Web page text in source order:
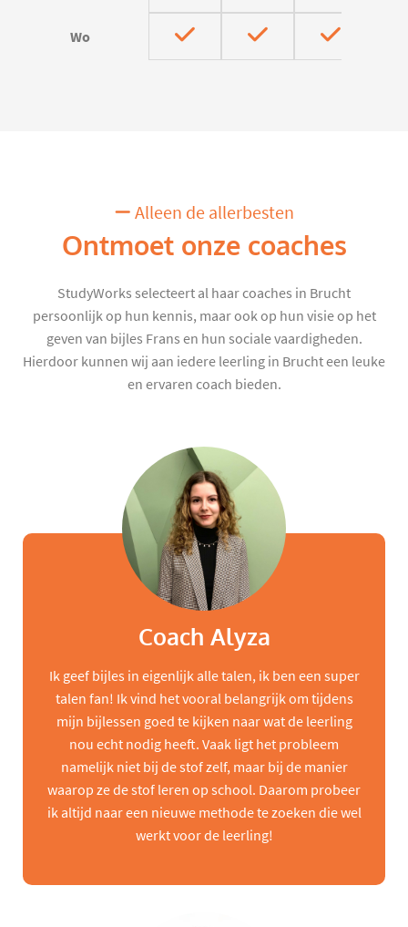
Wo
Alleen de allerbesten
Ontmoet onze coaches
StudyWorks selecteert al haar coaches in Brucht
persoonlijk op hun kennis, maar ook op hun visie op het
geven van bijles Frans en hun sociale vaardigheden.
Hierdoor kunnen wij aan iedere leerling in Brucht een leuke
en ervaren coach bieden.
Coach Alyza
Ik geef bijles in eigenlijk alle talen, ik ben een super
talen fan! Ik vind het vooral belangrijk om tijdens
mijn bijlessen goed te kijken naar wat de leerling
nou echt nodig heeft. Vaak ligt het probleem
namelijk niet bij de stof zelf, maar bij de manier
waarop ze de stof leren op school. Daarom probeer
ik altijd naar een nieuwe methode te zoeken die wel
werkt voor de leerling!